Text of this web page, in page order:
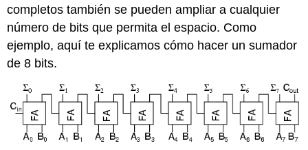
completos también se pueden ampliar a cualquier
número de bits que permita el espacio. Como
ejemplo, aquí te explicamos cómo hacer un sumador
de 8 bits.